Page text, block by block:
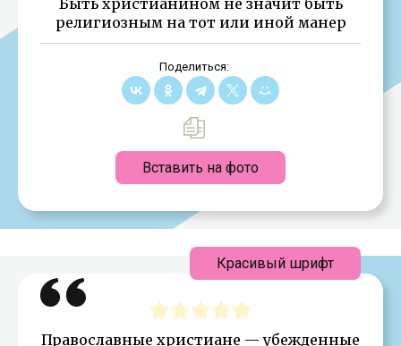
религиозным на тот или иной манер
Поделиться:
Вставить на фото
Православные христиане — убежденные
Красивый шрифт